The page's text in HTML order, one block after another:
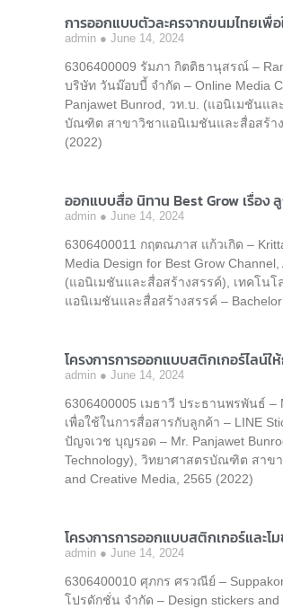
การออกแบบตัวละครจากขนมไทยเพื่
admin June 14, 2024
6306400009 รัมภา กิตติธานุสรณ์ –
บริษัท วันม๊อบบี้ จำกัด – Online Media
Panjawet Bunrod, วท.บ. (แอนิเมชันแ
บัณฑิต สาขาวิชาแอนิเมชันและสื่อสร้างส
(2022)
ออกแบบสื่อ นิทาน Best Grow เรื่อง
admin June 14, 2024
6306400011 กฤตณภาส แก้วเกิด –
Media Design for Best Grow
(แอนิเมชันและสื่อสร้างสรรค์), เทคโน
แอนิเมชันและสื่อสร้างสรรค์ –
โครงการการออกแบบสติกเกอร์ไลน์
admin June 14, 2024
6306400005 เมธาวี ประธานพรพันธ์ –
เพื่อใช้ในการสื่อสารกับลูกค้า – LINE
ปัญจเวช บุญรอด – Mr. Panjawet
Technology), วิทยาศาสตรบัณฑิต สาขา
and Creative Media, 2565 (2022)
โครงการการออกแบบสติกเกอร์และ
admin June 14, 2024
6306400010 ศุภกร ศรวณีย์ –
โปรดักชั่น จำกัด – Design stickers and